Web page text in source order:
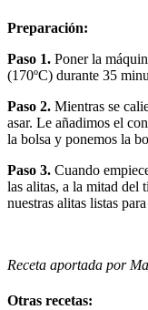
Preparación:
Paso 1. Poner la
(170ºC) durante 35
Paso 2. Mientras se
asar. Le añadimos el
la bolsa y ponemos la
Paso 3. Cuando
las alitas, a la mitad del
nuestras alitas listas
Receta aportada por
Otras recetas: